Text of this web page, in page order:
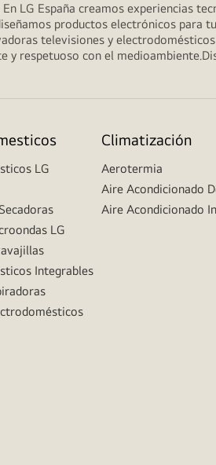
LG España creamos experiencias
productos electrónicos para
televisiones y
respetuoso con el
LG
LG
Integrables
Climatización
Aerotermia
Aire Acondicionado
Aire Acondicionado